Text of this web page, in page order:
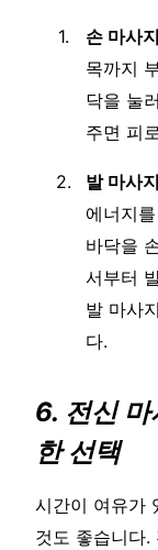
손 마사지
목까지
닥을 눌
주면 피
발 마사지
에너지
바닥을
서부터
발 마사
다.
6. 전신
한 선택
시간이 여유가
것도 좋습니다.